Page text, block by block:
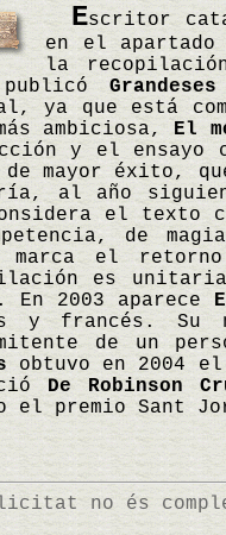
Escritor
en el
la
publicó
ya que está
ambiciosa,El
y el ensayo
mayor éxito,
al año
el texto
de
marca el
es
En 2003 aparece
y francés. Su
de un
obtuvo en 2004
De Robinson
el premio Sant
no és